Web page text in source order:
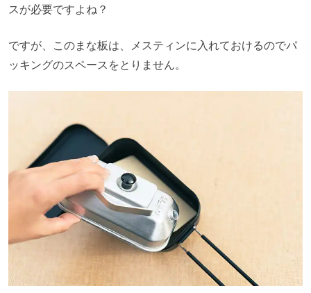
スが必要ですよね？
ですが、このまな板は、メスティンに入れておけるのでパ
ッキングのスペースをとりません。